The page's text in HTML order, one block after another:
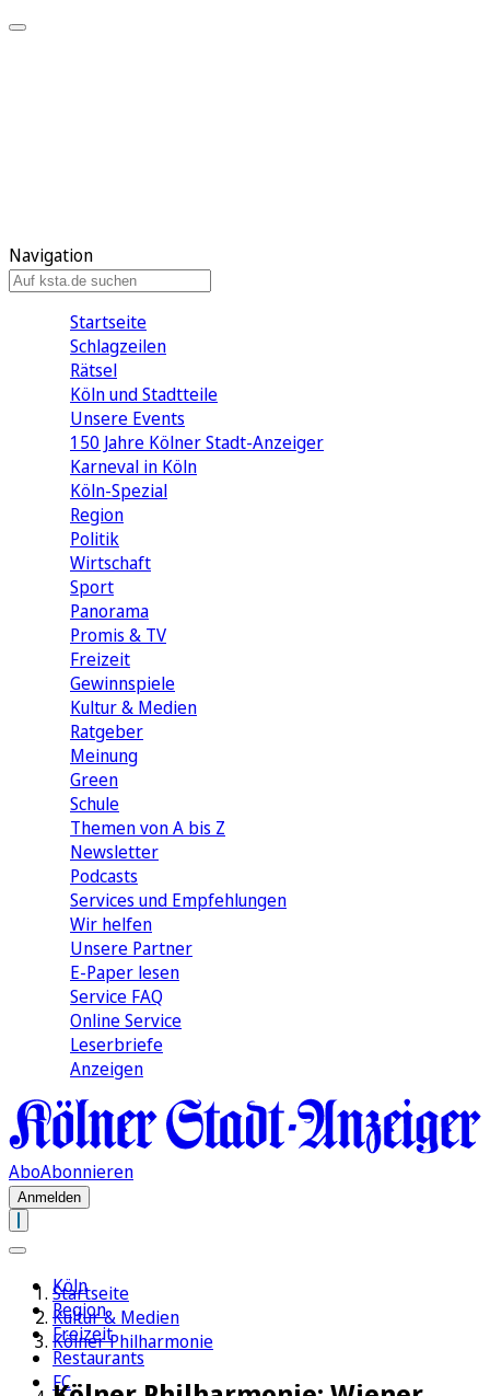
Navigation
Startseite
Schlagzeilen
Rätsel
Köln und Stadtteile
Unsere Events
150 Jahre Kölner Stadt-Anzeiger
Karneval in Köln
Köln-Spezial
Region
Politik
Wirtschaft
Sport
Panorama
Promis & TV
Freizeit
Gewinnspiele
Kultur & Medien
Ratgeber
Meinung
Green
Schule
Themen von A bis Z
Newsletter
Podcasts
Services und Empfehlungen
Wir helfen
Unsere Partner
E-Paper lesen
Service FAQ
Online Service
Leserbriefe
Anzeigen
AboAbonnieren
Anmelden
Köln
Region
Freizeit
Restaurants
FC
Startseite
Kultur & Medien
Kölner Philharmonie